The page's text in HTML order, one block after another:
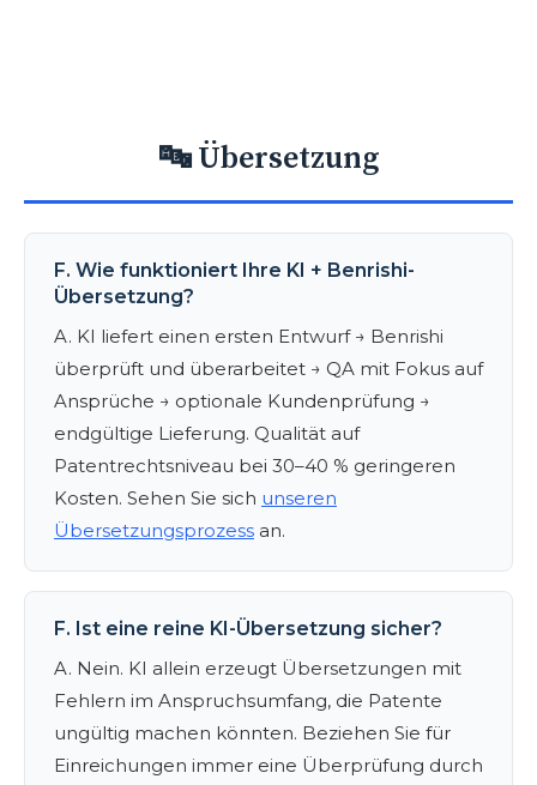
🔤 Übersetzung
F. Wie funktioniert Ihre KI + Benrishi-
Übersetzung?
A. KI liefert einen ersten Entwurf → Benrishi
überprüft und überarbeitet → QA mit Fokus auf
Ansprüche → optionale Kundenprüfung →
endgültige Lieferung. Qualität auf
Patentrechtsniveau bei 30–40 % geringeren
Kosten. Sehen Sie sich unseren
Übersetzungsprozess an.
F. Ist eine reine KI-Übersetzung sicher?
A. Nein. KI allein erzeugt Übersetzungen mit
Fehlern im Anspruchsumfang, die Patente
ungültig machen könnten. Beziehen Sie für
Einreichungen immer eine Überprüfung durch